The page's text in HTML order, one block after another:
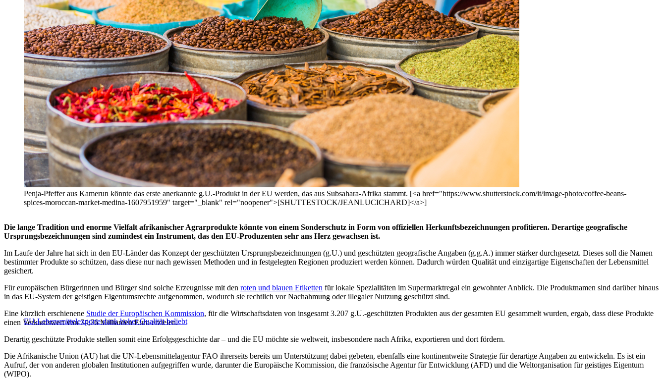
Penja-Pfeffer aus Kamerun könnte das erste anerkannte g.U.-Produkt in der EU werden, das aus Subsahara-Afrika stammt. [<a href="https://www.shutterstock.com/it/image-photo/coffee-beans-
spices-moroccan-market-medina-1607951959" target="_blank" rel="noopener">[SHUTTESTOCK/JEANLUCICHARD]</a>]
Die lange Tradition und enorme Vielfalt afrikanischer Agrarprodukte könnte von einem Sonderschutz in Form von offiziellen Herkunftsbezeichnungen profitieren. Derartige geografische
Ursprungsbezeichnungen sind zumindest ein Instrument, das den EU-Produzenten sehr ans Herz gewachsen ist.
Im Laufe der Jahre hat sich in den EU-Länder das Konzept der geschützten Ursprungsbezeichnungen (g.U.) und geschützten geografische Angaben (g.g.A.) immer stärker durchgesetzt. Dieses soll die Namen
bestimmter Produkte so schützen, dass diese nur nach gewissen Methoden und in festgelegten Regionen produziert werden können. Dadurch würden Qualität und einzigartige Eigenschaften der Lebensmittel
gesichert.
Für europäischen Bürgerinnen und Bürger sind solche Erzeugnisse mit den roten und blauen Etiketten für lokale Spezialitäten im Supermarktregal ein gewohnter Anblick. Die Produktnamen sind darüber hinaus
in das EU-System der geistigen Eigentumsrechte aufgenommen, wodurch sie rechtlich vor Nachahmung oder illegaler Nutzung geschützt sind.
EU-Lebensmittelexporte dank hoher Qualität beliebt
Eine kürzlich erschienene Studie der Europäischen Kommission, für die Wirtschaftsdaten von insgesamt 3.207 g.U.-geschützten Produkten aus der gesamten EU gesammelt wurden, ergab, dass diese Produkte
einen Verkaufswert von 74,76 Milliarden Euro erzielen.
Derartig geschützte Produkte stellen somit eine Erfolgsgeschichte dar – und die EU möchte sie weltweit, insbesondere nach Afrika, exportieren und dort fördern.
Die Afrikanische Union (AU) hat die UN-Lebensmittelagentur FAO ihrerseits bereits um Unterstützung dabei gebeten, ebenfalls eine kontinentweite Strategie für derartige Angaben zu entwickeln. Es ist ein
Aufruf, der von anderen globalen Institutionen aufgegriffen wurde, darunter die Europäische Kommission, die französische Agentur für Entwicklung (AFD) und die Weltorganisation für geistiges Eigentum
(WIPO).